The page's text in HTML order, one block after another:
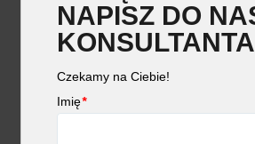
NAPISZ DO
Czekamy na Ciebie!
Imię*